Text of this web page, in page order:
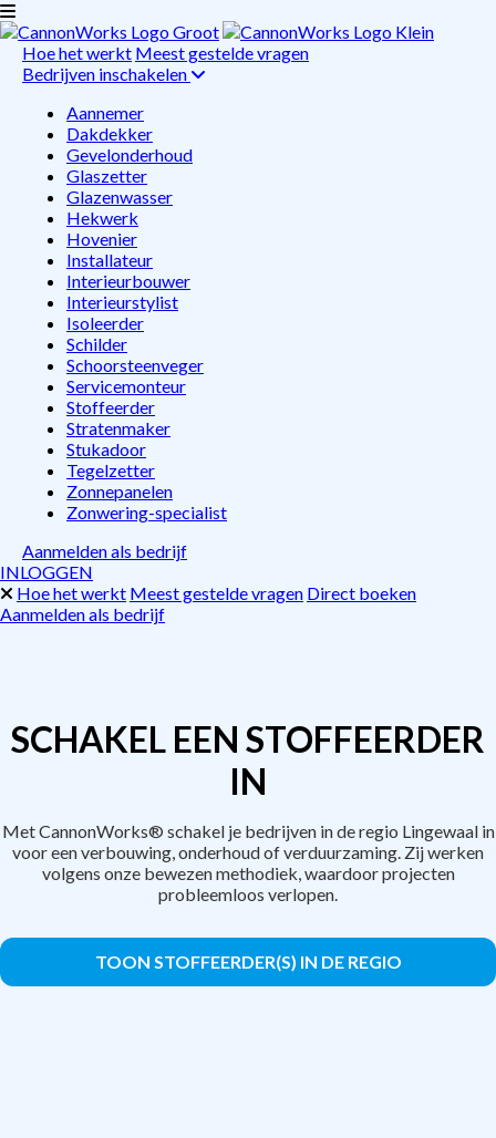
Hoe het werkt Meest gestelde vragen
Bedrijven inschakelen
Aannemer
Dakdekker
Gevelonderhoud
Glaszetter
Glazenwasser
Hekwerk
Hovenier
Installateur
Interieurbouwer
Interieurstylist
Isoleerder
Schilder
Schoorsteenveger
Servicemonteur
Stoffeerder
Stratenmaker
Stukadoor
Tegelzetter
Zonnepanelen
Zonwering-specialist
Aanmelden als bedrijf
INLOGGEN
Hoe het werkt Meest gestelde vragen Direct boeken
Aanmelden als bedrijf
SCHAKEL EEN STOFFEERDER
IN
Met CannonWorks® schakel je bedrijven in de regio Lingewaal in
voor een verbouwing, onderhoud of verduurzaming. Zij werken
volgens onze bewezen methodiek, waardoor projecten
probleemloos verlopen.
TOON STOFFEERDER(S) IN DE REGIO